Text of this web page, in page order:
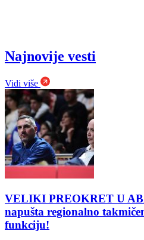
Najnovije vesti
Vidi više
VELIKI PREOKRET U
napušta regionalno
funkciju!